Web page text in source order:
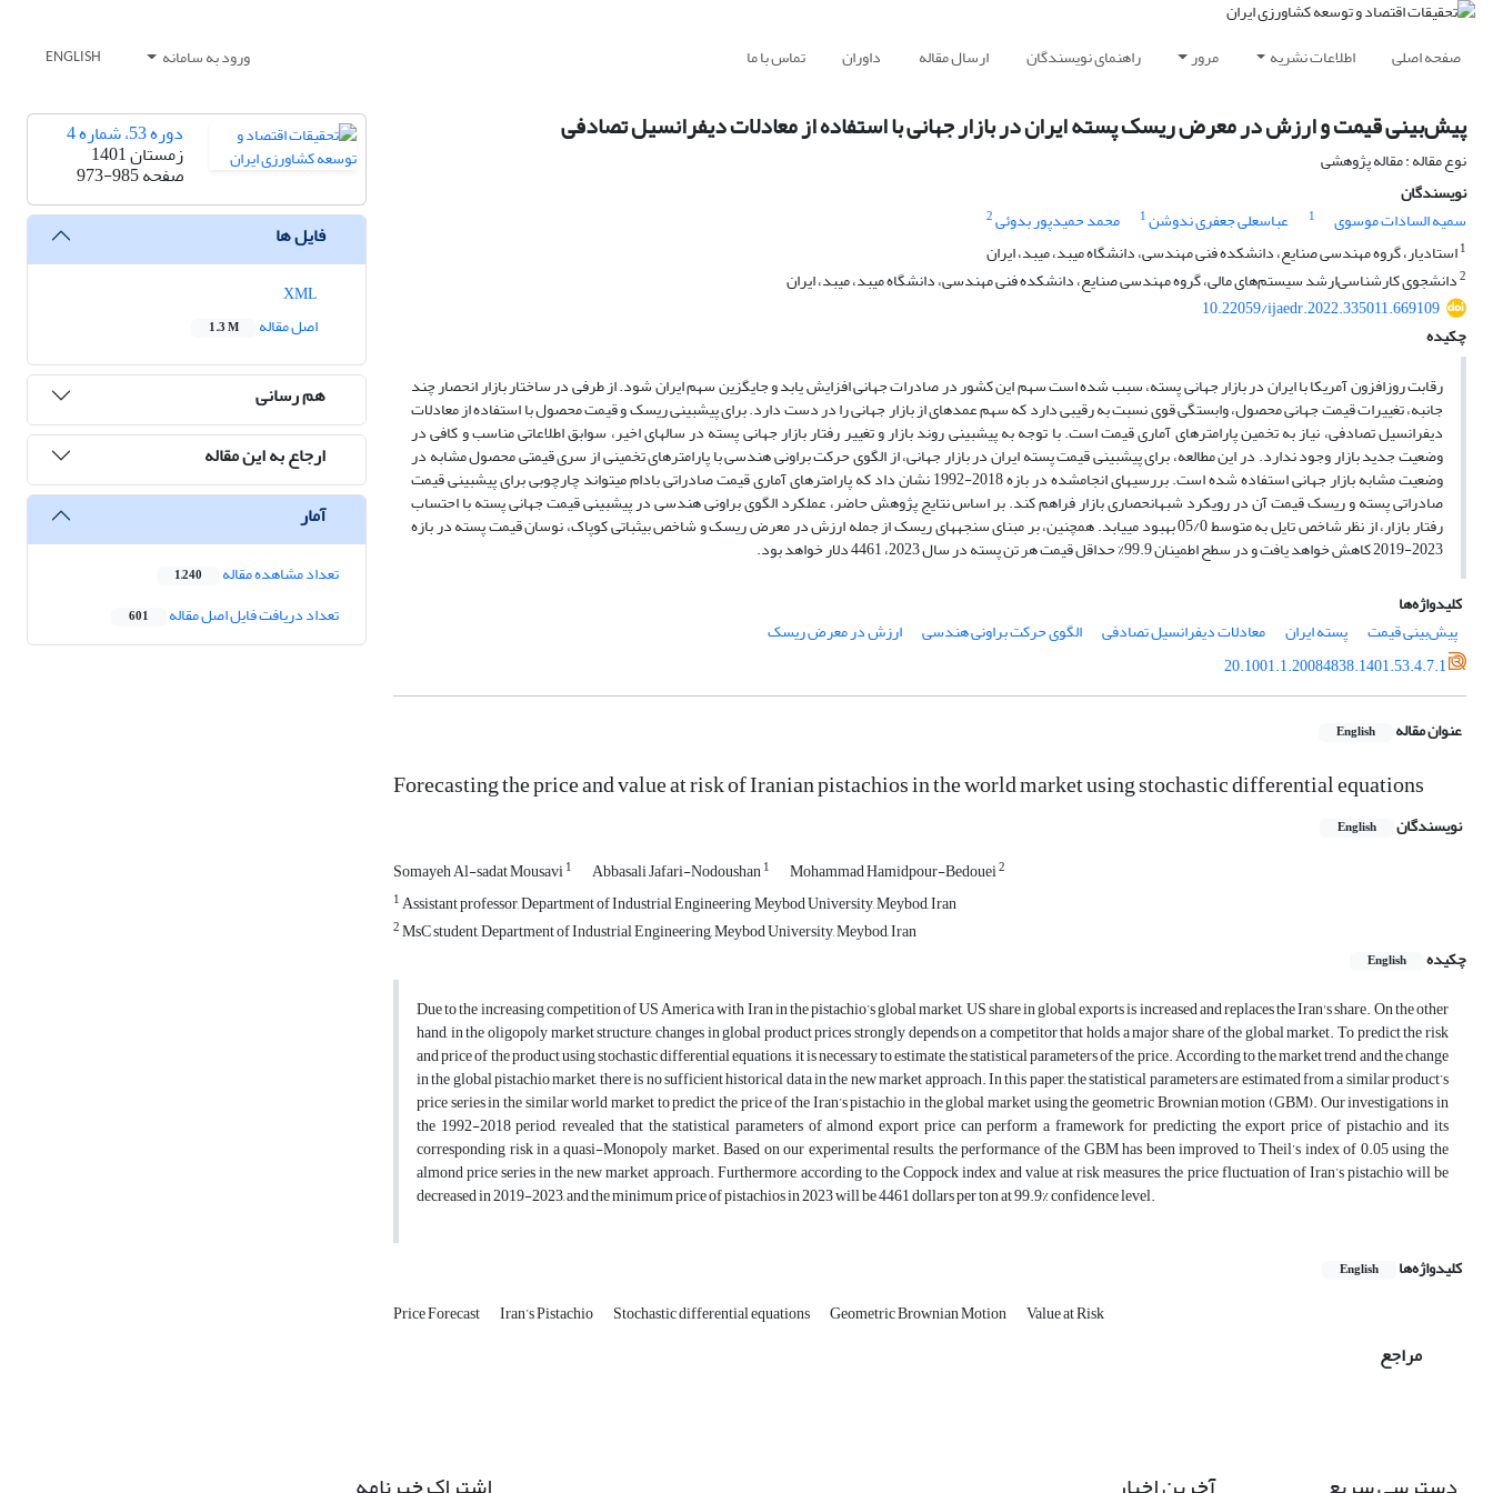
صفحه اصلی اطلاعات نشریه مرور راهنمای نویسندگان ارسال مقاله داوران تماس با ما ورود به سامانه ENGLISH
پیش‌بینی قیمت و ارزش در معرض ریسک پسته ایران در بازار جهانی با استفاده از معادلات دیفرانسیل تصادفی
نوع مقاله : مقاله پژوهشی
نویسندگان
سمیه السادات موسوی
1 عباسعلی جعفری ندوشن1 محمد حمیدپور بدوئی2
1استادیار، گروه مهندسی صنایع، دانشکده فنی مهندسی، دانشگاه میبد، میبد، ایران
2دانشجوی کارشناسی‌ارشد سیستم‌های مالی، گروه مهندسی صنایع، دانشکده فنی مهندسی، دانشگاه میبد، میبد، ایران
10.22059/ijaedr.2022.335011.669109
چکیده
رقابت روزافزون آمریکا با ایران در بازار جهانی پسته، سبب شده ­است سهم این کشور در صادرات جهانی افزایش یابد و جایگزین سهم ایران شود. از طرفی در ساختار بازار انحصار چند
جانبه، تغییرات قیمت جهانی محصول، وابستگی قوی نسبت به رقیبی دارد که سهم عمده­ای از بازار جهانی را در دست دارد. برای پیش­بینی ریسک و قیمت محصول با استفاده از معادلات
دیفرانسیل تصادفی، نیاز به تخمین پارامترهای آماری قیمت است. با توجه به پیش­بینی روند بازار و تغییر رفتار بازار جهانی پسته در سال­های اخیر، سوابق اطلاعاتی مناسب و کافی در
وضعیت جدید بازار وجود ندارد. در این مطالعه، برای پیش­بینی قیمت پسته ایران در بازار جهانی، از الگوی حرکت براونی هندسی با پارامترهای تخمینی از سری قیمتی محصول مشابه در
وضعیت مشابه بازار جهانی استفاده شده ­است. بررسی­های انجام­شده در بازه 2018-1992 نشان داد که پارامترهای آماری قیمت صادراتی بادام می­تواند چارچوبی برای پیش­بینی قیمت
صادراتی پسته و ریسک قیمت آن در رویکرد شبه­انحصاری بازار فراهم کند. بر اساس نتایج پژوهش حاضر، عملکرد الگوی براونی هندسی در پیش­بینی قیمت جهانی پسته با احتساب
رفتار بازار، از نظر شاخص تایل به متوسط 05/0 بهبود می­یابد. همچنین، بر مبنای سنجه­های ریسک از جمله ارزش در معرض ریسک و شاخص بی­ثباتی کوپاک، نوسان قیمت‌ پسته در بازه
2023-2019 کاهش خواهد یافت و در سطح اطمینان 99.9% حداقل قیمت هر تن پسته در سال 2023، 4461 دلار خواهد بود.
کلیدواژه‌ها
پیش‌بینی ‌قیمت
پسته ایران معادلات دیفرانسیل تصادفی الگوی حرکت براونی هندسی
ارزش در معرض ریسک
20.1001.1.20084838.1401.53.4.7.1
عنوان مقاله English
Forecasting the price and value at risk of Iranian pistachios in the world market using stochastic differential equations
نویسندگان English
Somayeh Al-sadat Mousavi1 Abbasali Jafari-Nodoushan1 Mohammad Hamidpour-Bedouei2
1Assistant professor, Department of Industrial Engineering, Meybod University, Meybod, Iran
2MsC student, Department of Industrial Engineering, Meybod University, Meybod, Iran
چکیده
English
Due to the increasing competition of US America with Iran in the pistachio’s global market, US share in global exports is increased and replaces the Iran's share. On the other
hand, in the oligopoly market structure, changes in global product prices strongly depends on a competitor that holds a major share of the global market. To predict the risk
and price of the product using stochastic differential equations, it is necessary to estimate the statistical parameters of the price. According to the market trend and the change
in the global pistachio market, there is no sufficient historical data in the new market approach. In this paper, the statistical parameters are estimated from a similar product’s
price series in the similar world market to predict the price of the Iran’s pistachio in the global market using the geometric Brownian motion (GBM). Our investigations in
the 1992-2018 period, revealed that the statistical parameters of almond export price can perform a framework for predicting the export price of pistachio and its
corresponding risk in a quasi-Monopoly market. Based on our experimental results, the performance of the GBM has been improved to Theil’s index of 0.05 using the
almond price series in the new market approach. Furthermore, according to the Coppock index and value at risk measures, the price fluctuation of Iran’s pistachio will be
decreased in 2019-2023, and the minimum price of pistachios in 2023 will be 4461 dollars per ton at 99.9% confidence level.
کلیدواژه‌ها English
Price Forecast Iran’s Pistachio Stochastic differential equations Geometric Brownian Motion Value at Risk
مراجع
دوره 53، شماره 4
زمستان 1401
صفحه973-985
فایل ها
اصل مقاله
1.3 M
هم رسانی
ارجاع به این مقاله
آمار
تعداد مشاهده مقاله 1,240
تعداد دریافت فایل اصل مقاله 601